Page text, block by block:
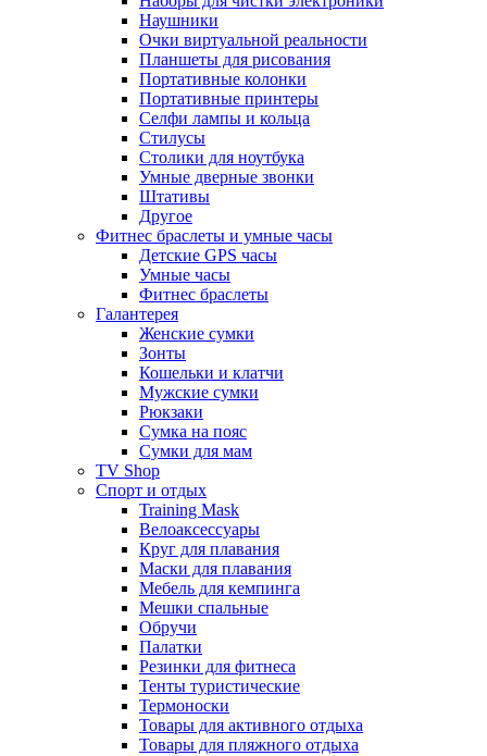
Наушники
Очки виртуальной реальности
Планшеты для рисования
Портативные колонки
Портативные принтеры
Селфи лампы и кольца
Стилусы
Столики для ноутбука
Умные дверные звонки
Штативы
Другое
Фитнес браслеты и умные часы
Детские GPS часы
Умные часы
Фитнес браслеты
Галантерея
Женские сумки
Зонты
Кошельки и клатчи
Мужские сумки
Рюкзаки
Сумка на пояс
Сумки для мам
TV Shop
Спорт и отдых
Training Mask
Велоаксессуары
Круг для плавания
Маски для плавания
Мебель для кемпинга
Мешки спальные
Обручи
Палатки
Резинки для фитнеса
Тенты туристические
Термоноски
Товары для активного отдыха
Товары для пляжного отдыха